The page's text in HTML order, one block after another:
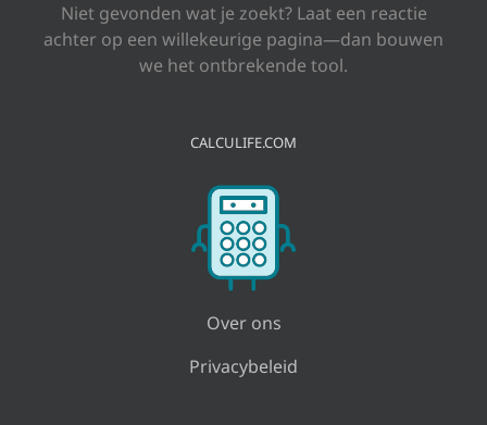
Niet gevonden wat je zoekt? Laat een reactie
achter op een willekeurige pagina—dan bouwen
we het ontbrekende tool.
CALCULIFE.COM
Over ons
Privacybeleid